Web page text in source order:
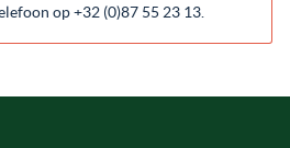
op +32 (0)87 55 23 13.